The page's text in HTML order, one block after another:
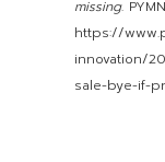
missing.
https://
innovation/
sale-bye-if-